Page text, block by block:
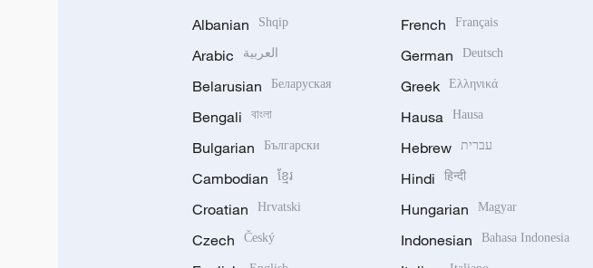
Albanian Shqip
Arabic العربية
Belarusian Беларуская
Bengali বাংলা
Bulgarian Български
Cambodian ខ្មែរ
Croatian Hrvatski
Czech Český
French Français
German Deutsch
Greek Ελληνικά
Hausa Hausa
Hebrew עברית
Hindi हिन्दी
Hungarian Magyar
Indonesian Bahasa Indonesia